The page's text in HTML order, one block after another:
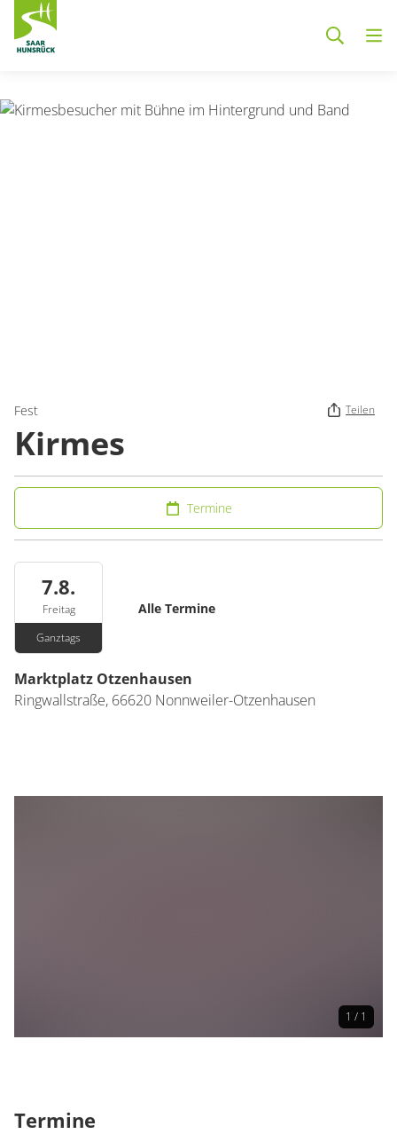
Fest Teilen
Kirmes
Termine
7.8.
Freitag
Ganztags
Alle Termine
Marktplatz Otzenhausen
Ringwallstraße, 66620 Nonnweiler-Otzenhausen
1 / 1
Termine